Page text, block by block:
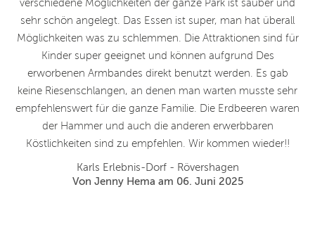
verschiedene Möglichkeiten der ganze Park ist sauber und
sehr schön angelegt. Das Essen ist super, man hat überall
Möglichkeiten was zu schlemmen. Die Attraktionen sind für
Kinder super geeignet und können aufgrund Des
erworbenen Armbandes direkt benutzt werden. Es gab
keine Riesenschlangen, an denen man warten musste sehr
empfehlenswert für die ganze Familie. Die Erdbeeren waren
der Hammer und auch die anderen erwerbbaren
Köstlichkeiten sind zu empfehlen. Wir kommen wieder!!
Karls Erlebnis-Dorf - Rövershagen
Von Jenny Hema am 06. Juni 2025